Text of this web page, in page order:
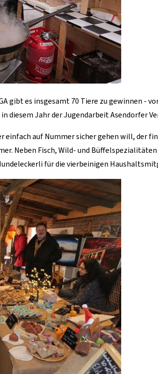
gibt es insgesamt 70 Tiere zu gewinnen -
diesem Jahr der Jugendarbeit Asendorfer
einfach auf Nummer sicher gehen will, der
Neben Fisch, Wild- und
für die vierbeinigen